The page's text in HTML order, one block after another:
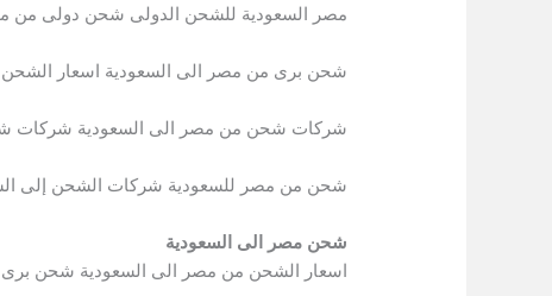
مصر السعودية للشحن الدولى شحن دولى من
شحن برى من مصر الى السعودية اسعار
شركات شحن من مصر الى السعودية شركات
شحن من مصر للسعودية شركات الشحن إلى
شحن مصر الى السعودية
اسعار الشحن من مصر الى السعودية شحن